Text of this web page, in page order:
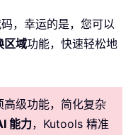
，幸运的是，您可以
区域功能，快速轻松地
级功能，简化复杂
能力，Kutools 精准